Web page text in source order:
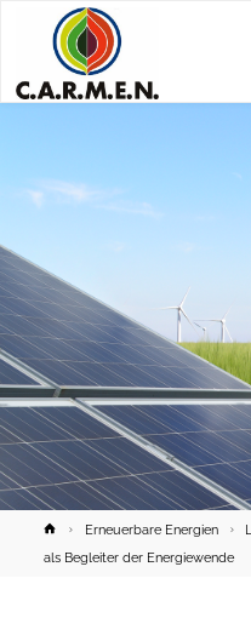
HomeErneuerbare Energien
als Begleiter der Energiewende